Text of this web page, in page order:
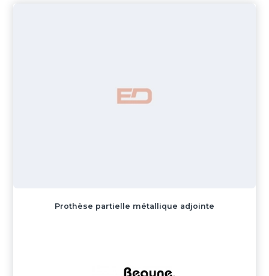
Prothèse partielle métallique adjointe